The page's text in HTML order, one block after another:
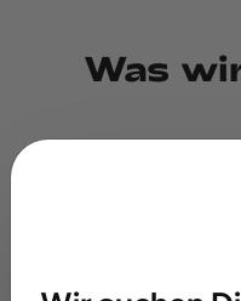
Was
Dienstes (TVAöD)